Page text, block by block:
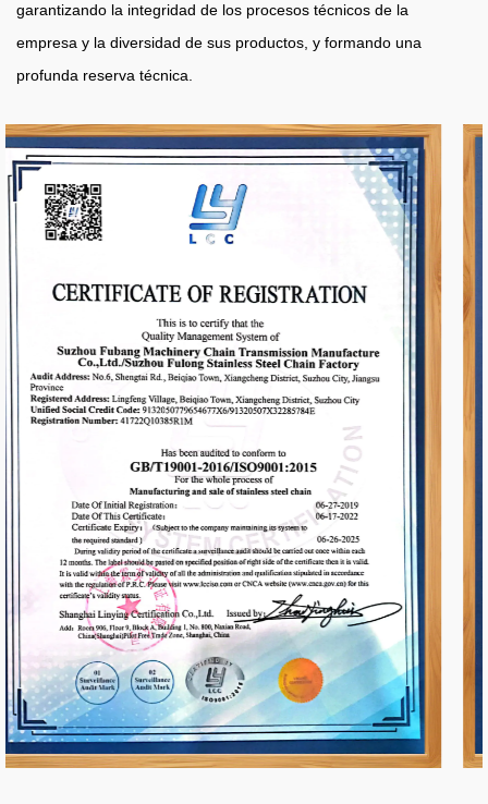
garantizando la integridad de los procesos técnicos de la
empresa y la diversidad de sus productos, y formando una
profunda reserva técnica.